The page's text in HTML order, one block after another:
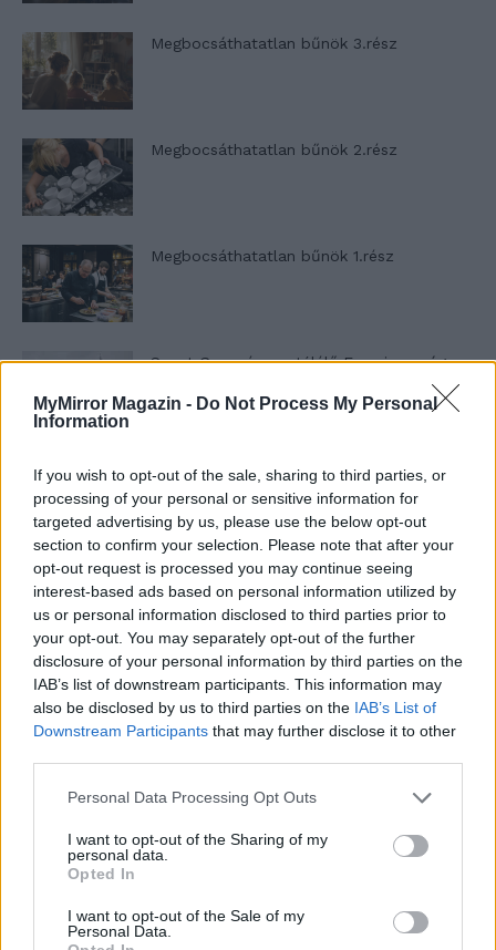
MyMirror Magazin - Do Not Process My Personal
Information
If you wish to opt-out of the sale, sharing to third parties, or
processing of your personal or sensitive information for
targeted advertising by us, please use the below opt-out
section to confirm your selection. Please note that after your
opt-out request is processed you may continue seeing
interest-based ads based on personal information utilized by
us or personal information disclosed to third parties prior to
your opt-out. You may separately opt-out of the further
disclosure of your personal information by third parties on the
IAB’s list of downstream participants. This information may
also be disclosed by us to third parties on the IAB’s List of
Downstream Participants that may further disclose it to other
Personal Data Processing Opt Outs
I want to opt-out of the Sharing of my
personal data.
Opted In
I want to opt-out of the Sale of my
Personal Data.
Megbocsáthatatlan bűnök 3.rész
Megbocsáthatatlan bűnök 2.rész
Megbocsáthatatlan bűnök 1.rész
Szent Genovéva, a túlélő Franciaország
Minka 12. rész
Minka 11. rész
T. szereti a fiatal lányokat 14. rész
Pedig szóltam… – Miért nem hiszünk a
nőknek, amikor segítséget kérnek?
gyűjteménye